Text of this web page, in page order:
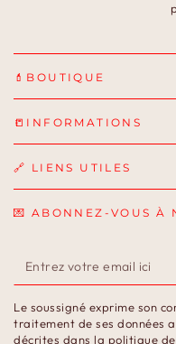
💄BOUTIQUE
📒INFORMATIONS
🔗 LIENS UTILES
💌 ABONNEZ-VOUS À
Entrez
votre
email
Le soussigné exprime son
traitement de ses données
décrites dans la politique